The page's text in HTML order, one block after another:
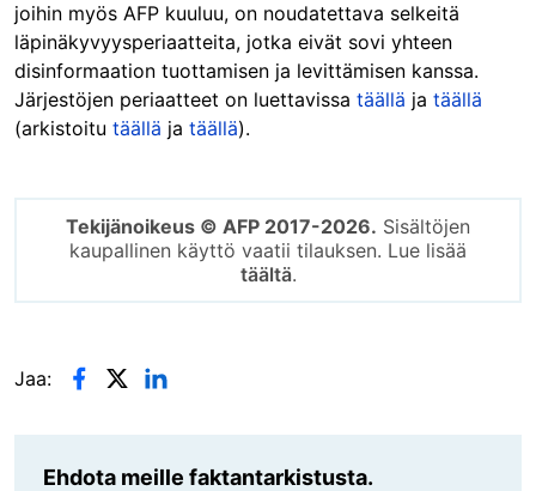
joihin myös AFP kuuluu, on noudatettava selkeitä
läpinäkyvyysperiaatteita, jotka eivät sovi yhteen
disinformaation tuottamisen ja levittämisen kanssa.
Järjestöjen periaatteet on luettavissa täällä ja täällä
(arkistoitu täällä ja täällä).
Tekijänoikeus © AFP 2017-2026. Sisältöjen
kaupallinen käyttö vaatii tilauksen. Lue lisää
täältä.
Jaa:
Ehdota meille faktantarkistusta.